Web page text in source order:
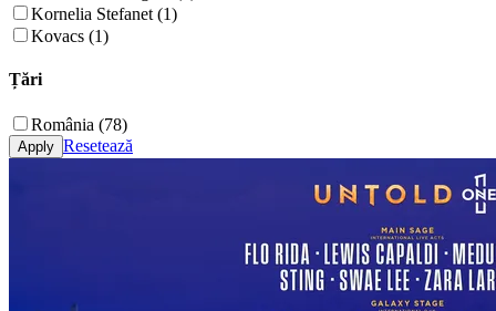
Kornelia Stefanet (1)
Kovacs (1)
Țări
România (78)
Resetează